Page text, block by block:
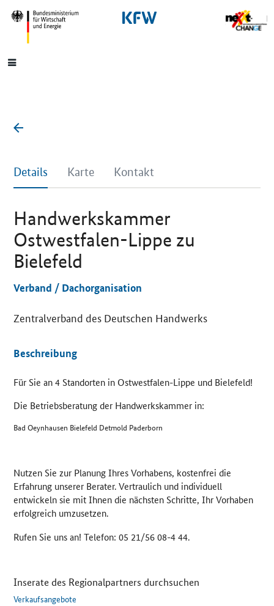
SrOnlyNavigation
Hauptmenü
Details Karte Kontakt
Handwerkskammer
Ostwestfalen-Lippe zu
Bielefeld
Details
Verband / Dachorganisation
Zentralverband des Deutschen Handwerks
Beschreibung
Für Sie an 4 Standorten in Ostwestfalen-Lippe und Bielefeld!
Die Betriebsberatung der Handwerkskammer in:
Bad Oeynhausen Bielefeld Detmold Paderborn
Nutzen Sie zur Planung Ihres Vorhabens, kostenfrei die
Erfahrung unserer Berater. Vertraulich und individuell
entwickeln sie mit Ihnen die nächsten Schritte, Ihr Vorhaben
erfolgreich umzusetzen.
Rufen Sie uns an! Telefon: 05 21/56 08-4 44.
Inserate des Regionalpartners durchsuchen
Verkaufsangebote